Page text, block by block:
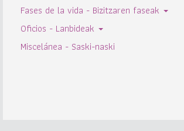
Fases de la vida - Bizitzaren faseak
Oficios - Lanbideak
Miscelánea - Saski-naski